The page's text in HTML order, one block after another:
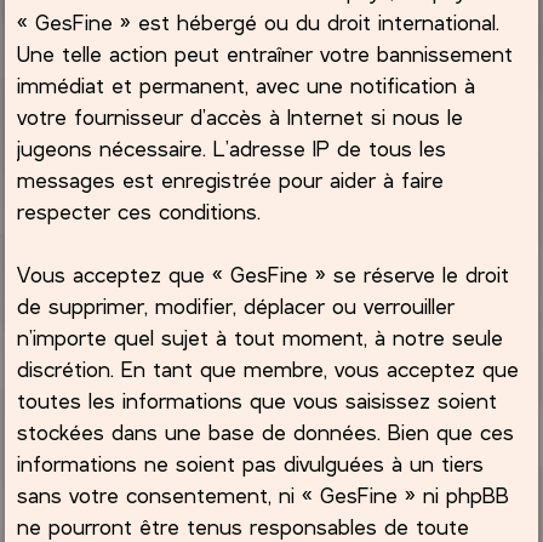
« GesFine » est hébergé ou du droit international.
Une telle action peut entraîner votre bannissement
immédiat et permanent, avec une notification à
votre fournisseur d’accès à Internet si nous le
jugeons nécessaire. L’adresse IP de tous les
messages est enregistrée pour aider à faire
respecter ces conditions.
Vous acceptez que « GesFine » se réserve le droit
de supprimer, modifier, déplacer ou verrouiller
n’importe quel sujet à tout moment, à notre seule
discrétion. En tant que membre, vous acceptez que
toutes les informations que vous saisissez soient
stockées dans une base de données. Bien que ces
informations ne soient pas divulguées à un tiers
sans votre consentement, ni « GesFine » ni phpBB
ne pourront être tenus responsables de toute